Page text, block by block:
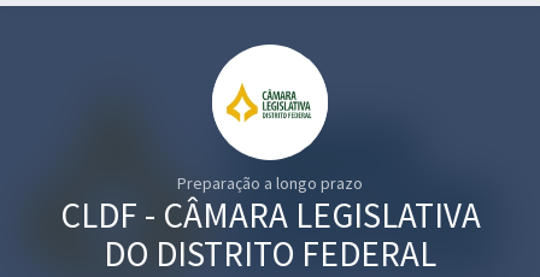
Graduação
Preparação a longo prazo
CLDF - CÂMARA LEGISLATIVA
DO DISTRITO FEDERAL